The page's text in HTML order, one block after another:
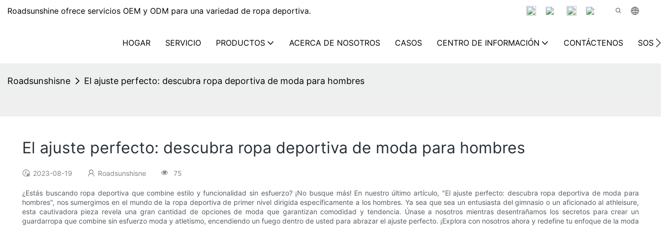
Roadsunshine ofrece servicios OEM y ODM para una variedad de ropa deportiva.
HOGAR SERVICIO PRODUCTOS ACERCA DE NOSOTROS CASOS CENTRO DE INFORMACIÓN CONTÁCTENOS
Roadsunshisne El ajuste perfecto: descubra ropa deportiva de moda para hombres
El ajuste perfecto: descubra ropa deportiva de moda para hombres
2023-08-19 Roadsunshisne 75
¿Estás buscando ropa deportiva que combine estilo y funcionalidad sin esfuerzo? ¡No busque más! En nuestro último artículo, "El ajuste perfecto: descubra ropa deportiva de moda para
hombres", nos sumergimos en el mundo de la ropa deportiva de primer nivel dirigida específicamente a los hombres. Ya sea que sea un entusiasta del gimnasio o un aficionado al athleisure,
esta cautivadora pieza revela una gran cantidad de opciones de moda que garantizan comodidad y tendencia. Únase a nosotros mientras desentrañamos los secretos para crear un
guardarropa que combine sin esfuerzo moda y atletismo, encendiendo un fuego dentro de usted para abrazar el ajuste perfecto. ¡Explora con nosotros ahora y redefine tu enfoque de la moda